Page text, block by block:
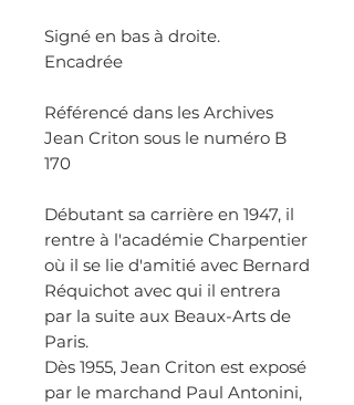
Signé en bas à droite.
Encadrée
Référencé dans les Archives
Jean Criton sous le numéro B
170
Débutant sa carrière en 1947, il
rentre à l'académie Charpentier
où il se lie d'amitié avec Bernard
Réquichot avec qui il entrera
par la suite aux Beaux-Arts de
Paris.
Dès 1955, Jean Criton est exposé
par le marchand Paul Antonini,